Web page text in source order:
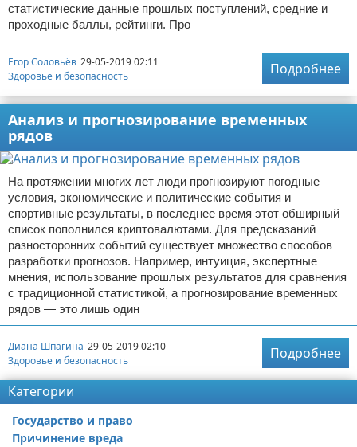
статистические данные прошлых поступлений, средние и
проходные баллы, рейтинги. Про
Егор Соловьёв 29-05-2019 02:11
Здоровье и безопасность
Подробнее
Анализ и прогнозирование временных
рядов
На протяжении многих лет люди прогнозируют погодные
условия, экономические и политические события и
спортивные результаты, в последнее время этот обширный
список пополнился криптовалютами. Для предсказаний
разносторонних событий существует множество способов
разработки прогнозов. Например, интуиция, экспертные
мнения, использование прошлых результатов для сравнения
с традиционной статистикой, а прогнозирование временных
рядов — это лишь один
Диана Шпагина 29-05-2019 02:10
Здоровье и безопасность
Подробнее
Категории
Государство и право
Причинение вреда